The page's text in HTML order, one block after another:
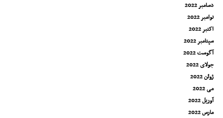
دسامبر 2022
نوامبر 2022
اکتبر 2022
سپتامبر 2022
آگوست 2022
جولای 2022
ژوئن 2022
می 2022
آوریل 2022
مارس 2022